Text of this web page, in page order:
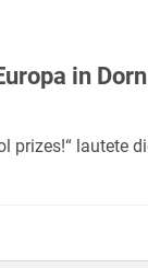
in
prizes!“ lautete